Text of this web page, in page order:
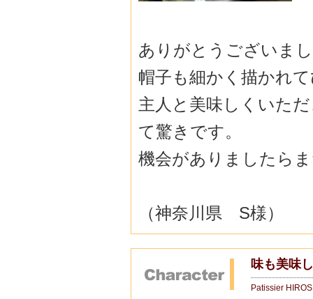
ありがとうございま
帽子も細かく描かれ
主人と美味しくいた
て驚きです。
機会がありましたら
（神奈川県 S様）
味も美味
Patissier